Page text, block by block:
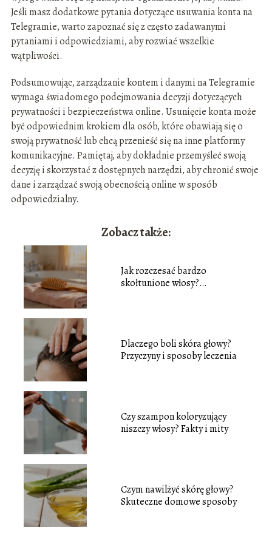
Jeśli masz dodatkowe pytania dotyczące usuwania konta na
Telegramie, warto zapoznać się z często zadawanymi
pytaniami i odpowiedziami, aby rozwiać wszelkie
wątpliwości.
Podsumowując, zarządzanie kontem i danymi na Telegramie
wymaga świadomego podejmowania decyzji dotyczących
prywatności i bezpieczeństwa online. Usunięcie konta może
być odpowiednim krokiem dla osób, które obawiają się o
swoją prywatność lub chcą przenieść się na inne platformy
komunikacyjne. Pamiętaj, aby dokładnie przemyśleć swoją
decyzję i skorzystać z dostępnych narzędzi, aby chronić swoje
dane i zarządzać swoją obecnością online w sposób
odpowiedzialny.
Zobacz także:
Jak rozczesać bardzo
skołtunione włosy?
Dlaczego boli skóra głowy?
Przyczyny i sposoby leczenia
Czy szampon koloryzujący
niszczy włosy? Fakty i mity
Czym nawilżyć skórę głowy?
Skuteczne domowe sposoby